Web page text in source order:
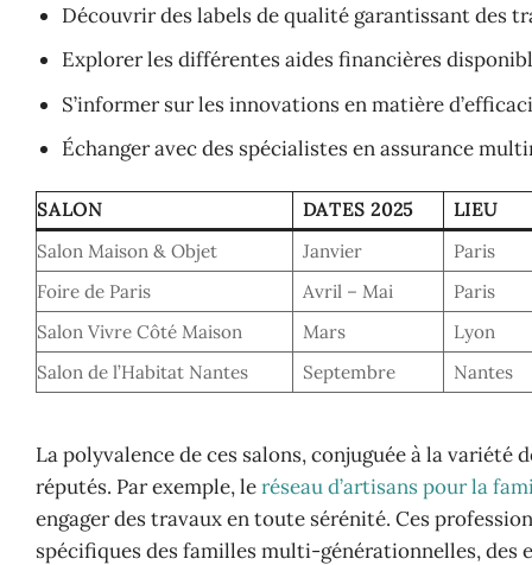
Découvrir des labels de qualité garantissant des
Explorer les différentes aides financières
S’informer sur les innovations en matière
Échanger avec des spécialistes en assurance
SALON DATES 2025
LIEU
Salon Maison & Objet
Janvier
Paris
Foire de Paris
Avril – Mai
Paris
Salon Vivre Côté Maison
Mars
Lyon
Salon de l’Habitat Nantes
Septembre Nantes
La polyvalence de ces salons, conjuguée à la
réputés. Par exemple, leréseau d’artisans pour la
engager des travaux en toute sérénité. Ces
spécifiques des familles multi-générationnelles, des